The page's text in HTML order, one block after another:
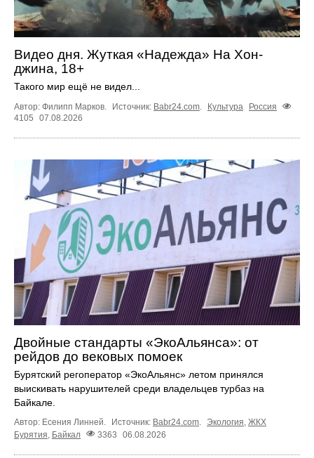
Видео дня. Жуткая «Надежда» На Хон-
джина, 18+
Такого мир ещё не видел...
Автор: Филипп Марков. Источник: Babr24.com. Культура
Россия
4105
07.08.2026
Двойные стандарты «ЭкоАльянса»: от
рейдов до вековых помоек
Бурятский регоператор «ЭкоАльянс» летом принялся
выискивать нарушителей среди владельцев турбаз на
Байкале.
Автор: Есения Линней. Источник: Babr24.com. Экология, ЖКХ
Бурятия Байкал 3363 06.08.2026